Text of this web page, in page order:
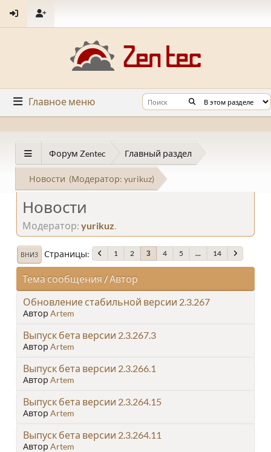
Главное меню
Форум Zentec Главный раздел
Новости (Модератор: yurikuz)
Новости
Модератор: yurikuz
ВНИЗ Страницы 1 2 3 4 5 ... 14
Тема сообщения / Автор
Обновление стабильной версии 2.3.267
Автор Artem
Выпуск бета версии 2.3.267.3
Автор Artem
Выпуск бета версии 2.3.266.1
Автор Artem
Выпуск бета версии 2.3.264.15
Автор Artem
Выпуск бета версии 2.3.264.11
Автор Artem